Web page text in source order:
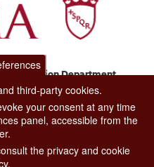
and Fashion Department.
TEL. 06 06 08
third-party cookies.
your consent at any time
panel, accessible from the
the privacy and cookie